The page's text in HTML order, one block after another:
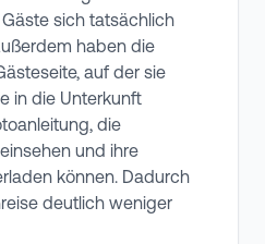
sich tatsächlich
haben die
auf der sie
in die Unterkunft
die
und ihre
können. Dadurch
deutlich weniger